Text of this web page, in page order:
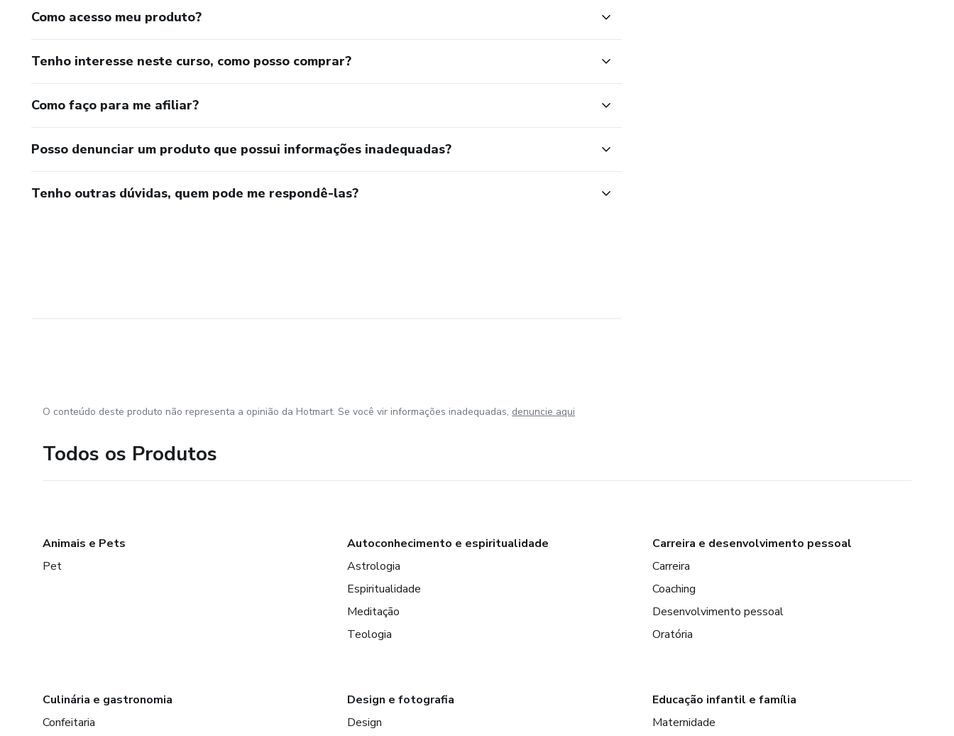
Como acesso meu produto?
Tenho interesse neste curso, como posso comprar?
Como faço para me afiliar?
Posso denunciar um produto que possui informações inadequadas?
Tenho outras dúvidas, quem pode me respondê-las?
O conteúdo deste produto não representa a opinião da Hotmart. Se você vir informações inadequadas, denuncie aqui
Todos os Produtos
Animais e Pets
Pet
Autoconhecimento e espiritualidade
Astrologia
Espiritualidade
Meditação
Teologia
Carreira e desenvolvimento pessoal
Carreira
Coaching
Desenvolvimento pessoal
Oratória
Culinária e gastronomia
Confeitaria
Design e fotografia
Design
Educação infantil e família
Maternidade